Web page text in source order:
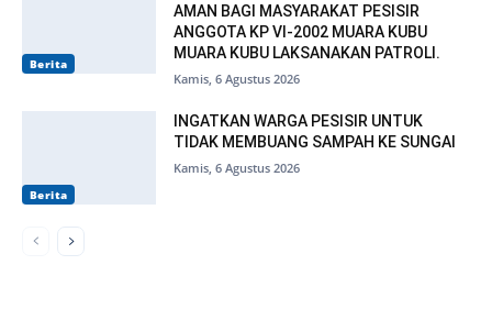
Berita
AMAN BAGI MASYARAKAT PESISIR
ANGGOTA KP VI-2002 MUARA KUBU
MUARA KUBU LAKSANAKAN PATROLI.
Kamis, 6 Agustus 2026
Berita
INGATKAN WARGA PESISIR UNTUK
TIDAK MEMBUANG SAMPAH KE SUNGAI
Kamis, 6 Agustus 2026